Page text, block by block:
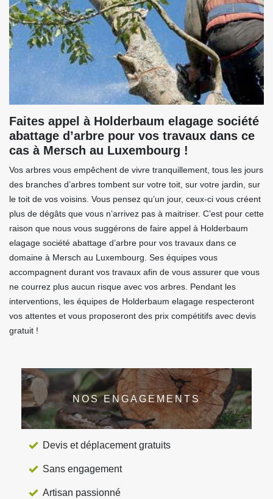
Faites appel à Holderbaum elagage société
abattage d’arbre pour vos travaux dans ce
cas à Mersch au Luxembourg !
Vos arbres vous empêchent de vivre tranquillement, tous les jours
des branches d’arbres tombent sur votre toit, sur votre jardin, sur
le toit de vos voisins. Vous pensez qu’un jour, ceux-ci vous créent
plus de dégâts que vous n’arrivez pas à maitriser. C’est pour cette
raison que nous vous suggérons de faire appel à Holderbaum
elagage société abattage d’arbre pour vos travaux dans ce
domaine à Mersch au Luxembourg. Ses équipes vous
accompagnent durant vos travaux afin de vous assurer que vous
ne courrez plus aucun risque avec vos arbres. Pendant les
interventions, les équipes de Holderbaum elagage respecteront
vos attentes et vous proposeront des prix compétitifs avec devis
gratuit !
NOS ENGAGEMENTS
Devis et déplacement gratuits
Sans engagement
Artisan passionné